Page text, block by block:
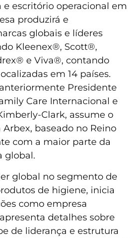
e escritório operacional em
produzirá e
globais e líderes
Kleenex®, Scott®,
e Viva®, contando
em 14 países.
Presidente
Care Internacional e
Clark, assume o
Arbex, baseado no Reino
com a maior parte da
global.
global no segmento de
de higiene, inicia
como empresa
detalhes sobre
de liderança e estrutura